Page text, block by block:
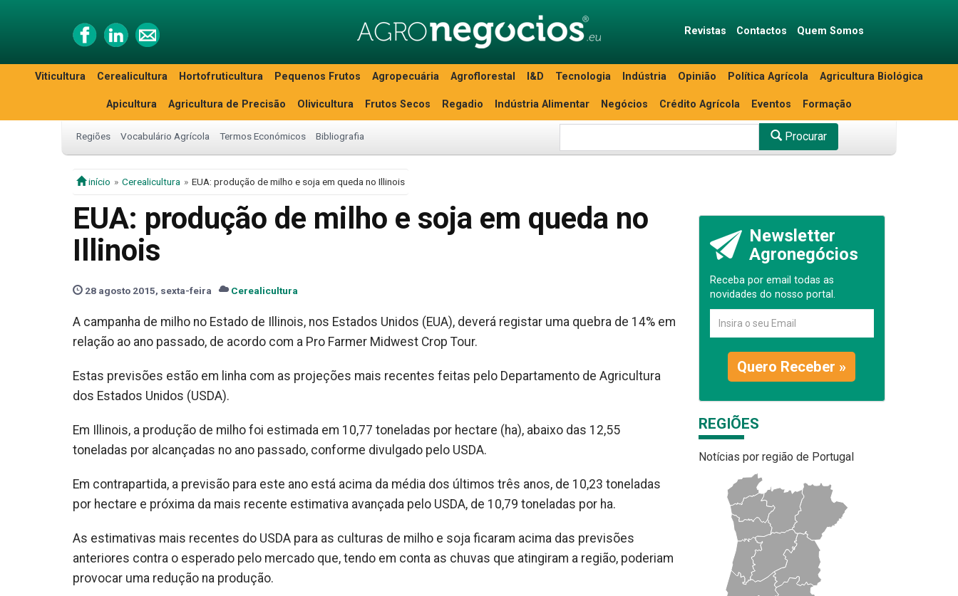
Revistas Contactos Quem Somos
Viticultura Cerealicultura Hortofruticultura Pequenos Frutos Agropecuária Agroflorestal I&D Tecnologia Indústria Opinião Política Agrícola Agricultura Biológica
Apicultura Agricultura de Precisão Olivicultura Frutos Secos Regadio Indústria Alimentar Negócios Crédito Agrícola Eventos Formação
Regiões Vocabulário Agrícola Termos Económicos Bibliografia Procurar
início Cerealicultura EUA: produção de milho e soja em queda no Illinois
EUA: produção de milho e soja em queda no
Illinois
28 agosto 2015, sexta-feira Cerealicultura
A campanha de milho no Estado de Illinois, nos Estados Unidos (EUA), deverá registar uma quebra de 14% em
relação ao ano passado, de acordo com a Pro Farmer Midwest Crop Tour.
Estas previsões estão em linha com as projeções mais recentes feitas pelo Departamento de Agricultura
dos Estados Unidos (USDA).
Em Illinois, a produção de milho foi estimada em 10,77 toneladas por hectare (ha), abaixo das 12,55
toneladas por alcançadas no ano passado, conforme divulgado pelo USDA.
Em contrapartida, a previsão para este ano está acima da média dos últimos três anos, de 10,23 toneladas
por hectare e próxima da mais recente estimativa avançada pelo USDA, de 10,79 toneladas por ha.
As estimativas mais recentes do USDA para as culturas de milho e soja ficaram acima das previsões
anteriores contra o esperado pelo mercado que, tendo em conta as chuvas que atingiram a região, poderiam
provocar uma redução na produção.
Newsletter
Agronegócios
Receba por email todas as
novidades do nosso portal.
Quero Receber »
REGIÕES
Notícias por região de Portugal